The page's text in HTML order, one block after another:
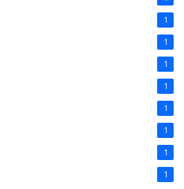
1
1
1
1
1
1
1
1